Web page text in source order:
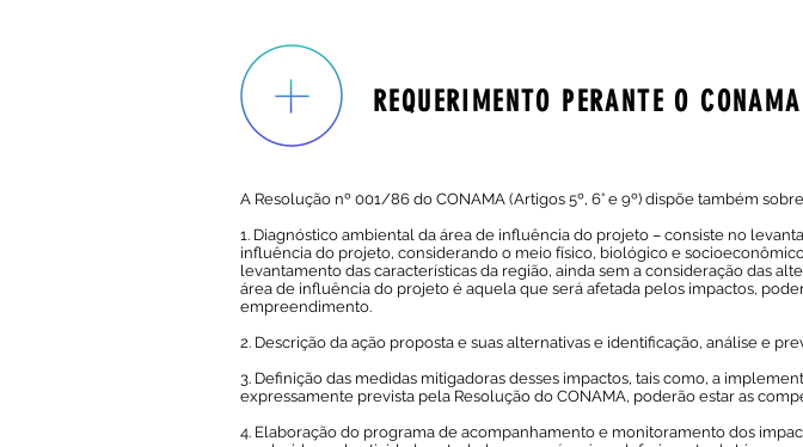
REQUERIMENTO PERANTE O CONAMA
A Resolução nº 001/86 do CONAMA (Artigos 5º, 6° e 9º) dispõe também
1. Diagnóstico ambiental da área de influência do projeto – consiste no
influência do projeto, considerando o meio físico, biológico e
levantamento das características da região, ainda sem a consideração das
área de influência do projeto é aquela que será afetada pelos impactos,
empreendimento.
2. Descrição da ação proposta e suas alternativas e identificação, análise e
3. Definição das medidas mitigadoras desses impactos, tais como, a
expressamente prevista pela Resolução do CONAMA, poderão estar as
4. Elaboração do programa de acompanhamento e monitoramento dos